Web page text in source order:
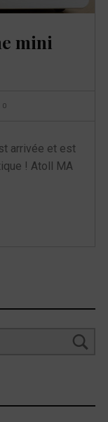
mini
COMMENTS:0
arrivée et est
! Atoll MA